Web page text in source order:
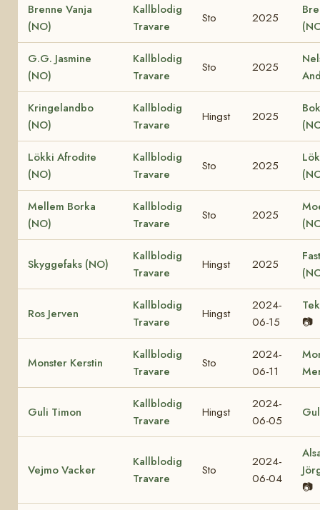
Brenne Vanja
(NO)
Kallblodig
Travare
Sto 2025
G.G. Jasmine
(NO)
Kallblodig
Travare
Sto 2025
Kringelandbo
(NO)
Kallblodig
Travare
Hingst 2025
Lökki Afrodite
(NO)
Kallblodig
Travare
Sto 2025
Mellem Borka
(NO)
Kallblodig
Travare
Sto 2025
Skyggefaks (NO)
Kallblodig
Travare
Hingst 2025
Ros Jerven
Kallblodig
Travare
Hingst
2024-
06-15
📷
Monster Kerstin
Kallblodig
Travare
Sto
2024-
06-11
Guli Timon
Kallblodig
Travare
Hingst
2024-
06-05
Vejmo Vacker
Kallblodig
Travare
Sto
2024-
06-04
📷